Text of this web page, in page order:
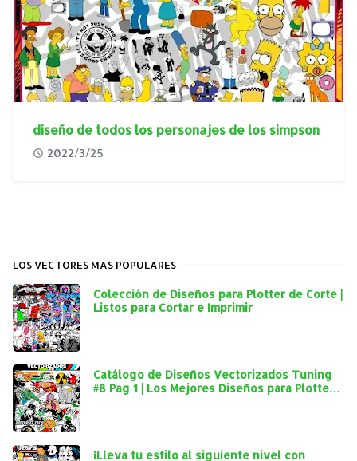
diseño de todos los personajes de los simpson
2022/3/25
LOS VECTORES MAS POPULARES
Colección de Diseños para Plotter de Corte |
Listos para Cortar e Imprimir
Catálogo de Diseños Vectorizados Tuning
#8 Pag 1 | Los Mejores Diseños para Plotter
¡Lleva tu estilo al siguiente nivel con